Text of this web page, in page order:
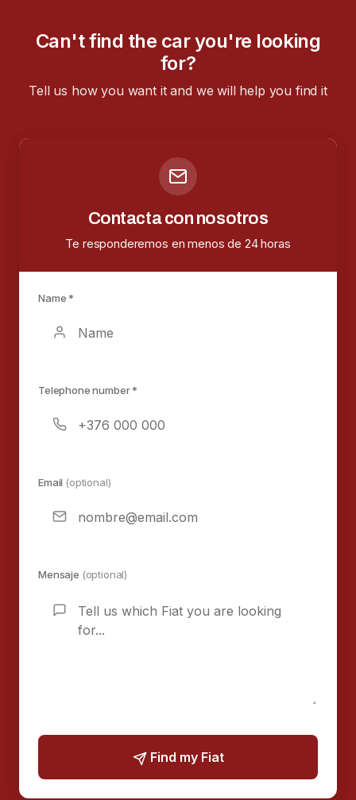
Can't find the car you're looking
for?
Tell us how you want it and we will help you find it
Contacta con nosotros
Te responderemos en menos de 24 horas
Name *
Telephone number *
Email (optional)
Mensaje (optional)
Find my Fiat